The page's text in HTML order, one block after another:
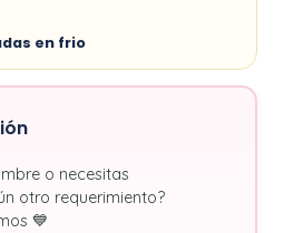
en frio
o necesitas
otro requerimiento?
💙